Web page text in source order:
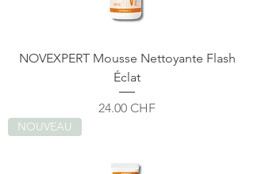
NOVEXPERT Mousse Nettoyante Flash
Éclat
Prix
24.00 CHF
NOUVEAU